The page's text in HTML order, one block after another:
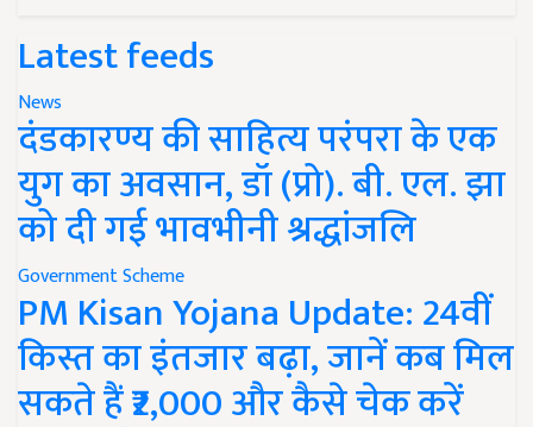
Latest feeds
News
दंडकारण्य की साहित्य परंपरा के एक
युग का अवसान, डॉ (प्रो). बी. एल. झा
को दी गई भावभीनी श्रद्धांजलि
Government Scheme
PM Kisan Yojana Update: 24वीं
किस्त का इंतजार बढ़ा, जानें कब मिल
सकते हैं ₹2,000 और कैसे चेक करें